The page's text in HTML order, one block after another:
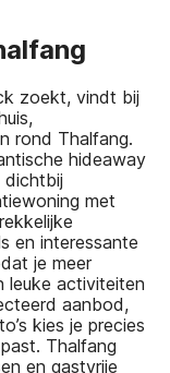
zoekt, vindt bij
rond Thalfang.
hideaway
dichtbij
met
en interessante
je meer
leuke activiteiten
aanbod,
kies je precies
Thalfang
en gastvrije